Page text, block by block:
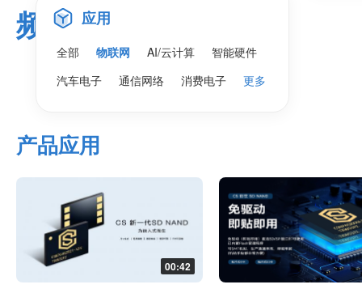
频
应用
全部 物联网 AI/云计算
智能硬件
汽车电子
通信网络 消费电子 更多
产品应用
00:42